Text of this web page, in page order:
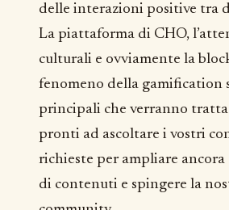
delle interazioni positive tra
La piattaforma di CHO,
culturali e ovviamente la
fenomeno della gamification
principali che verranno
pronti ad ascoltare i vostri
richieste per ampliare
di contenuti e spingere la